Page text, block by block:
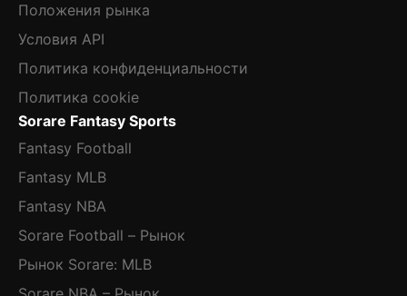
Положения рынка
Условия API
Политика конфиденциальности
Политика cookie
Sorare Fantasy Sports
Fantasy Football
Fantasy MLB
Fantasy NBA
Sorare Football – Рынок
Рынок Sorare: MLB